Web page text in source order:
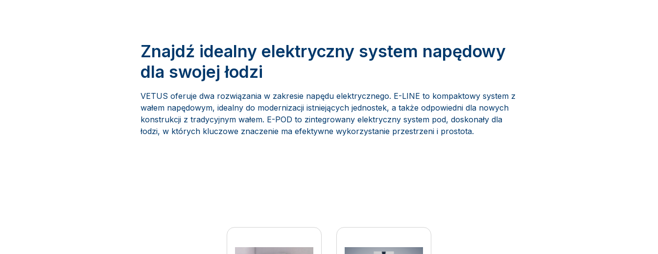
Znajdź idealny elektryczny system napędowy
dla swojej łodzi
VETUS oferuje dwa rozwiązania w zakresie napędu elektrycznego. E-LINE to kompaktowy system z
wałem napędowym, idealny do modernizacji istniejących jednostek, a także odpowiedni dla nowych
konstrukcji z tradycyjnym wałem. E-POD to zintegrowany elektryczny system pod, doskonały dla
łodzi, w których kluczowe znaczenie ma efektywne wykorzystanie przestrzeni i prostota.
Żeglarstwo elektryczne Żeglarstwo elektryczne